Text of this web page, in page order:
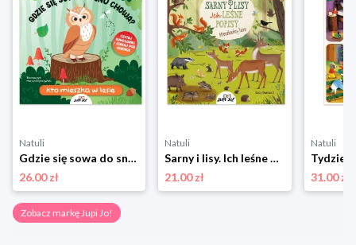
Natuli
Gdzie się sowa do snu chowa? Kto mieszka w lesie Jupi jo!
26.00 zł
Natuli
Sarny i lisy. Ich leśne popisy. Mieszkańcy lasu. Poznaję Przyrodę Jupi jo!
21.00 zł
Natuli
31.00 zł
Zobacz markę Jupi Jo!